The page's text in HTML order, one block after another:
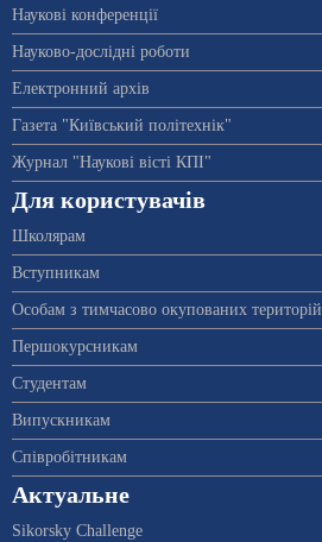
Наукові конференції
Науково-дослідні роботи
Електронний архів
Газета "Київський політехнік"
Журнал "Наукові вісті КПІ"
Для користувачів
Школярам
Вступникам
Особам з тимчасово окупованих територій
Першокурсникам
Студентам
Випускникам
Співробітникам
Актуальне
Sikorsky Challenge